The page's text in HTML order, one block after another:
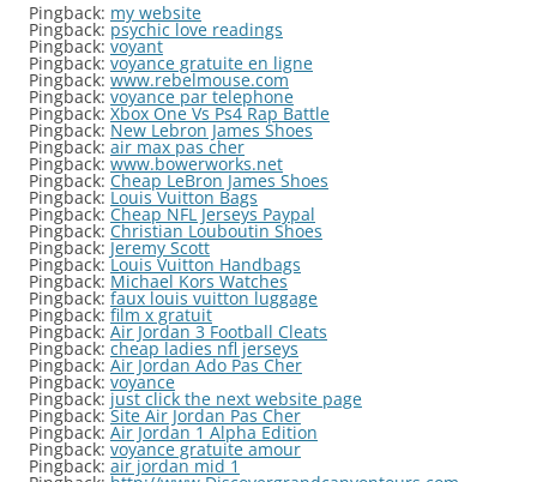
Pingback: my website
Pingback: psychic love readings
Pingback: voyant
Pingback: voyance gratuite en ligne
Pingback: www.rebelmouse.com
Pingback: voyance par telephone
Pingback: Xbox One Vs Ps4 Rap Battle
Pingback: New Lebron James Shoes
Pingback: air max pas cher
Pingback: www.bowerworks.net
Pingback: Cheap LeBron James Shoes
Pingback: Louis Vuitton Bags
Pingback: Cheap NFL Jerseys Paypal
Pingback: Christian Louboutin Shoes
Pingback: Jeremy Scott
Pingback:Louis Vuitton Handbags
Pingback: Michael Kors Watches
Pingback: faux louis vuitton luggage
Pingback: film x gratuit
Pingback: Air Jordan 3 Football Cleats
Pingback: cheap ladies nfl jerseys
Pingback: Air Jordan Ado Pas Cher
Pingback: voyance
Pingback: just click the next website page
Pingback:Site Air Jordan Pas Cher
Pingback: Air Jordan 1 Alpha Edition
Pingback: voyance gratuite amour
Pingback: air jordan mid 1